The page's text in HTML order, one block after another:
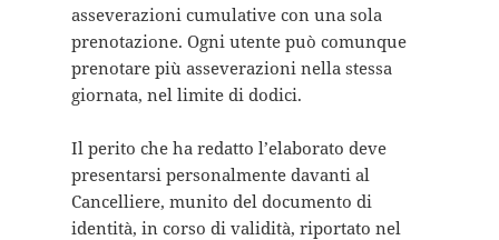
asseverazioni cumulative con una sola
prenotazione. Ogni utente può comunque
prenotare più asseverazioni nella stessa
giornata, nel limite di dodici.
Il perito che ha redatto l’elaborato deve
presentarsi personalmente davanti al
Cancelliere, munito del documento di
identità, in corso di validità, riportato nel